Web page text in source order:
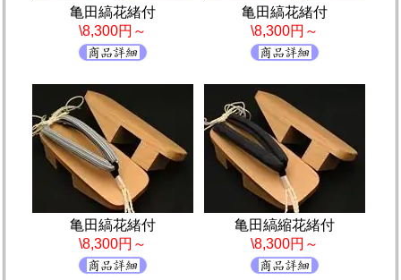
亀田縞花緒付
\8,300円～
亀田縞花緒付
\8,300円～
亀田縞花緒付
\8,300円～
亀田縞縮花緒付
\8,300円～